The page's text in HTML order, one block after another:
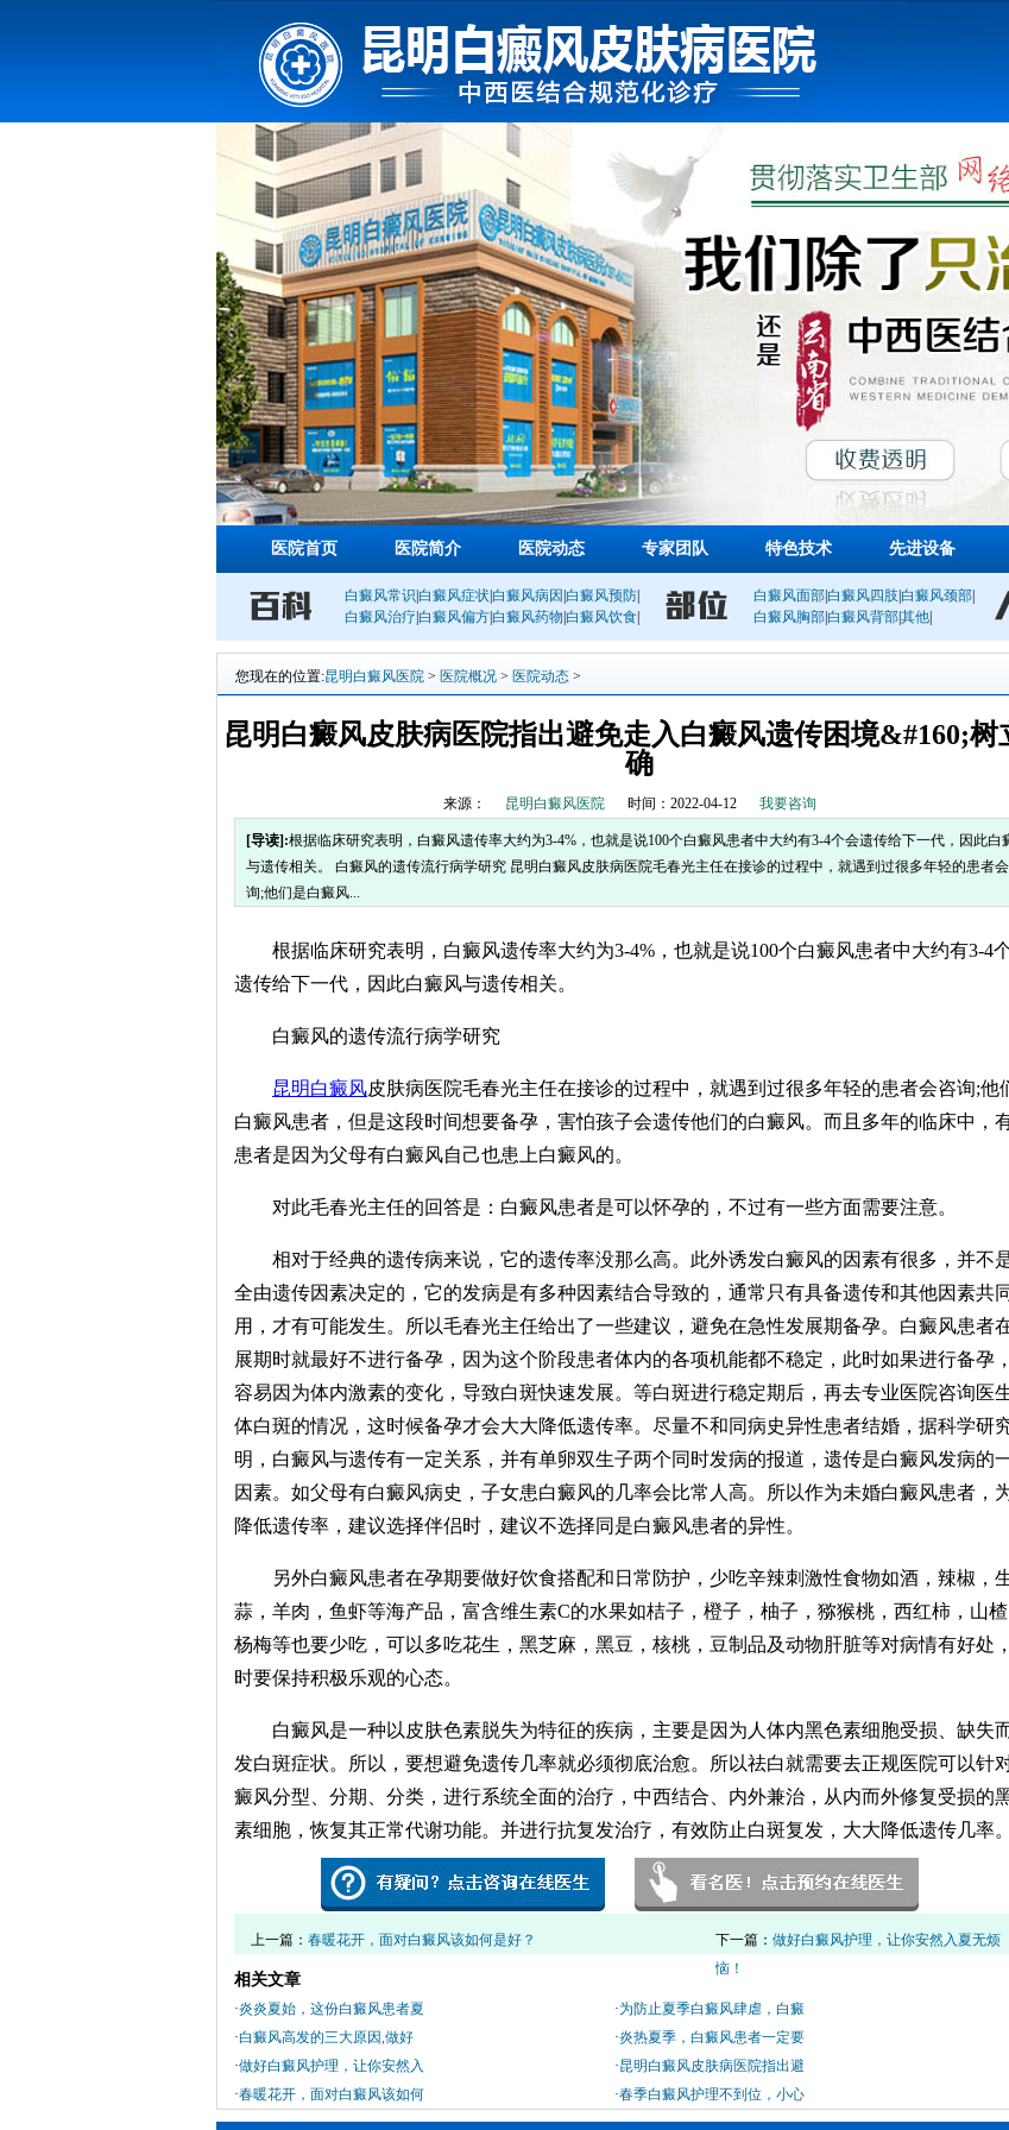
医院首页 医院简介 医院动态 专家团队 特色技术 先进设备
白癜风常识 白癜风症状 白癜风病因 白癜风预防
白癜风治疗 白癜风偏方 白癜风药物 白癜风饮食
白癜风面部 白癜风四肢 白癜风颈部
白癜风胸部 白癜风背部其他
您现在的位置:昆明白癜风医院 > 医院概况 > 医院动态 >
昆明白癜风皮肤病医院指出避免走入白癜风遗传困境&#160;树
确
来源： 昆明白癜风医院 时间：2022-04-12 我要咨询
[导读]:根据临床研究表明，白癜风遗传率大约为3-4%，也就是说100个白癜风患者中大约有3-4个会遗传给下一代，因此白
与遗传相关。 白癜风的遗传流行病学研究 昆明白癜风皮肤病医院毛春光主任在接诊的过程中，就遇到过很多年轻的患者
询;他们是白癜风...
根据临床研究表明，白癜风遗传率大约为3-4%，也就是说100个白癜风患者中大约有3-4
遗传给下一代，因此白癜风与遗传相关。
白癜风的遗传流行病学研究
昆明白癜风皮肤病医院毛春光主任在接诊的过程中，就遇到过很多年轻的患者会咨询;他
白癜风患者，但是这段时间想要备孕，害怕孩子会遗传他们的白癜风。而且多年的临床中，
患者是因为父母有白癜风自己也患上白癜风的。
对此毛春光主任的回答是：白癜风患者是可以怀孕的，不过有一些方面需要注意。
相对于经典的遗传病来说，它的遗传率没那么高。此外诱发白癜风的因素有很多，并不
全由遗传因素决定的，它的发病是有多种因素结合导致的，通常只有具备遗传和其他因素共
用，才有可能发生。所以毛春光主任给出了一些建议，避免在急性发展期备孕。白癜风患者
展期时就最好不进行备孕，因为这个阶段患者体内的各项机能都不稳定，此时如果进行备孕
容易因为体内激素的变化，导致白斑快速发展。等白斑进行稳定期后，再去专业医院咨询医
体白斑的情况，这时候备孕才会大大降低遗传率。尽量不和同病史异性患者结婚，据科学研
明，白癜风与遗传有一定关系，并有单卵双生子两个同时发病的报道，遗传是白癜风发病的
因素。如父母有白癜风病史，子女患白癜风的几率会比常人高。所以作为未婚白癜风患者，
降低遗传率，建议选择伴侣时，建议不选择同是白癜风患者的异性。
另外白癜风患者在孕期要做好饮食搭配和日常防护，少吃辛辣刺激性食物如酒，辣椒，
蒜，羊肉，鱼虾等海产品，富含维生素C的水果如桔子，橙子，柚子，猕猴桃，西红柿，山楂
杨梅等也要少吃，可以多吃花生，黑芝麻，黑豆，核桃，豆制品及动物肝脏等对病情有好处
时要保持积极乐观的心态。
白癜风是一种以皮肤色素脱失为特征的疾病，主要是因为人体内黑色素细胞受损、缺失而
发白斑症状。所以，要想避免遗传几率就必须彻底治愈。所以祛白就需要去正规医院可以针
癜风分型、分期、分类，进行系统全面的治疗，中西结合、内外兼治，从内而外修复受损的
素细胞，恢复其正常代谢功能。并进行抗复发治疗，有效防止白斑复发，大大降低遗传几率。
上一篇： 春暖花开，面对白癜风该如何是好？ 下一篇： 做好白癜风护理，让你安然入夏无烦
恼！
相关文章
·炎炎夏始，这份白癜风患者夏 ·为防止夏季白癜风肆虐，白癜
·白癜风高发的三大原因,做好 ·炎热夏季，白癜风患者一定要
·做好白癜风护理，让你安然入 ·昆明白癜风皮肤病医院指出避
·春暖花开，面对白癜风该如何 ·春季白癜风护理不到位，小心